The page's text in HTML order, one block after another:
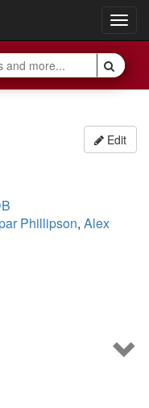
Edit
Phillipson, Alex